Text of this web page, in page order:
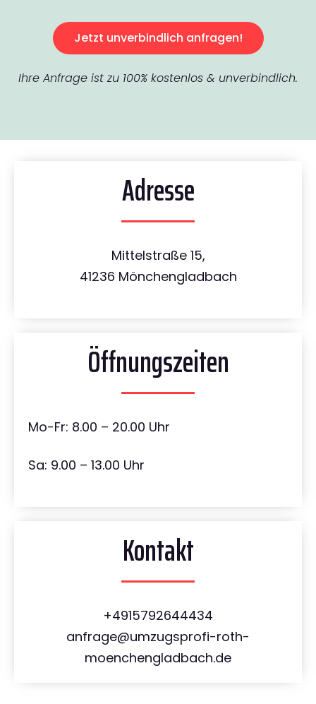
Jetzt unverbindlich anfragen!
Ihre Anfrage ist zu 100% kostenlos & unverbindlich.
Adresse
Mittelstraße 15,
41236 Mönchengladbach
Öffnungszeiten
Mo-Fr: 8.00 – 20.00 Uhr
Sa: 9.00 – 13.00 Uhr
Kontakt
+4915792644434
anfrage@umzugsprofi-roth-
moenchengladbach.de